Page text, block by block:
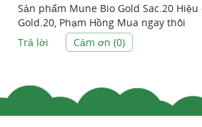
Sản phẩm Mune Bio Gold Sac.20
Gold.20, Phạm Hồng Mua ngay thôi
Trả lời
Cảm ơn (0)